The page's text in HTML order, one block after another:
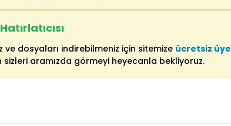
ve dosyaları indirebilmeniz için sitemize ücretsiz üye
aramızda görmeyi heyecanla bekliyoruz.